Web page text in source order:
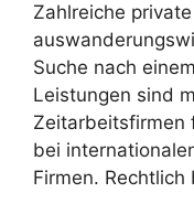
Zahlreiche
Suche nach
Leistungen sind
Zeitarbeitsfirmen
bei
Firmen.